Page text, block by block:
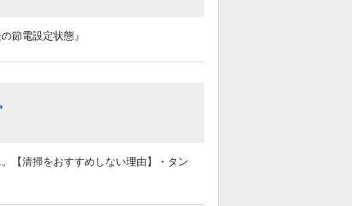
節電設定状態』
【清掃をおすすめしない理由】・タン